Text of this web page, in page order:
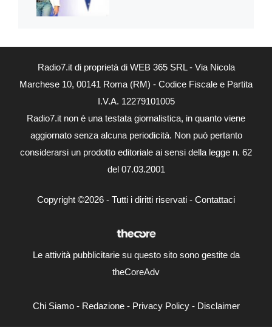
Radio7.it di proprietà di WEB 365 SRL - Via Nicola
Marchese 10, 00141 Roma (RM) - Codice Fiscale e Partita
I.V.A. 12279101005
Radio7.it non è una testata giornalistica, in quanto viene
aggiornato senza alcuna periodicità. Non può pertanto
considerarsi un prodotto editoriale ai sensi della legge n. 62
del 07.03.2001
Copyright ©2026 - Tutti i diritti riservati - Contattaci
Le attività pubblicitarie su questo sito sono gestite da
theCoreAdv
Chi Siamo- Redazione- Privacy Policy- Disclaimer